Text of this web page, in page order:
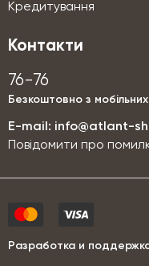
Кредитування
Контакти
76-76
Безкоштовно з
E-mail: info@atlant-
Повідомити про
Разработка и